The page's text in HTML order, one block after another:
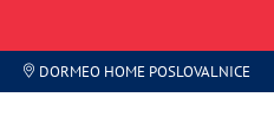
DORMEO HOME POSLOVALNICE